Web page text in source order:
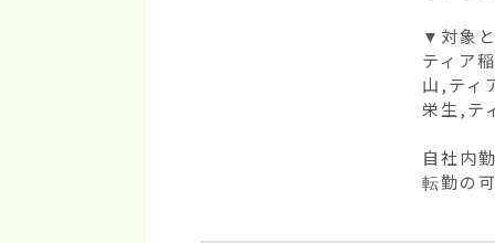
▼対象
ティア
山,ティ
栄生,テ
自社内
転勤の